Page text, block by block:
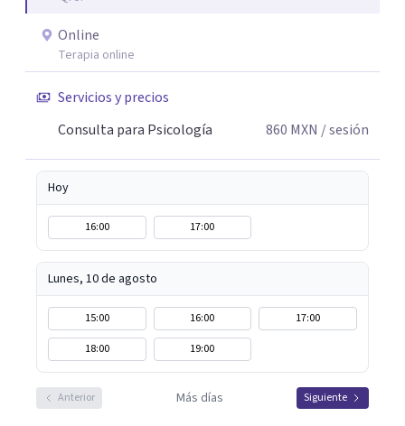
Online
Terapia online
Servicios y precios
Consulta para Psicología
860 MXN / sesión
Hoy
16:00 17:00
Lunes, 10 de agosto
15:00 16:00
17:00
18:00
19:00
Anterior Más días Siguiente